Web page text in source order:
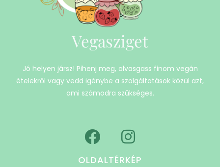
Vegasziget
Jó helyen jársz! Pihenj meg, olvasgass finom vegán
ételekről vagy vedd igénybe a szolgáltatások közül azt,
ami számodra szükséges.
OLDALTÉRKÉP